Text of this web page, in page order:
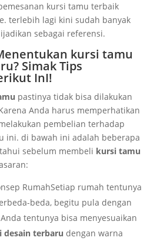
kursi tamu terbaik
terlebih lagi kini sudah banyak
sebagai referensi.
kursi tamu
Simak Tips
InI!
pastinya tidak bisa dilakukan
Anda harus memperhatikan
pembelian terhadap
ini. di bawah ini adalah beberapa
sebelum membeli kursi tamu
RumahSetiap rumah tentunya
beda, begitu pula dengan
tentunya bisa menyesuaikan
terbaru dengan warna